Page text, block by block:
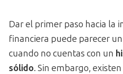
Dar el primer paso hacia la
financiera puede parecer
cuando no cuentas con un
sólido. Sin embargo,